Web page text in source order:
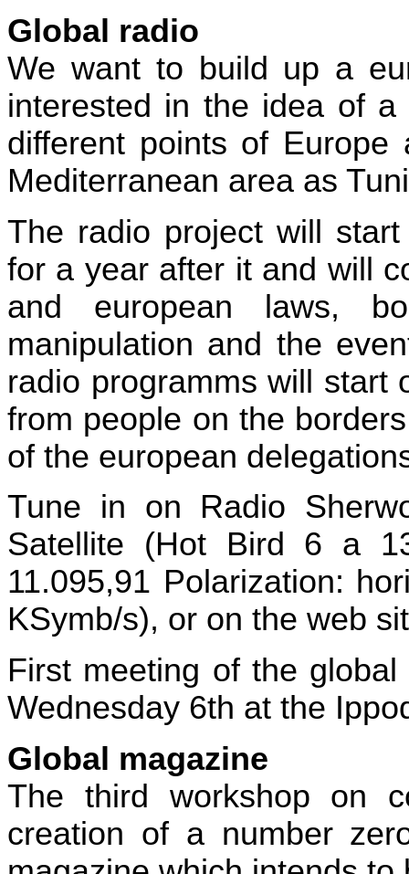
Global radio
We want to build up a
interested in the idea of
different points of
Mediterranean area as
The radio project will
for a year after it and will
and european laws,
manipulation and the
radio programms will start
from people on the
of the european
Tune in on Radio
Satellite (Hot Bird 6 a
11.095,91 Polarization:
KSymb/s), or on the web
First meeting of the
Wednesday 6th at the
Global magazine
The third workshop on
creation of a number